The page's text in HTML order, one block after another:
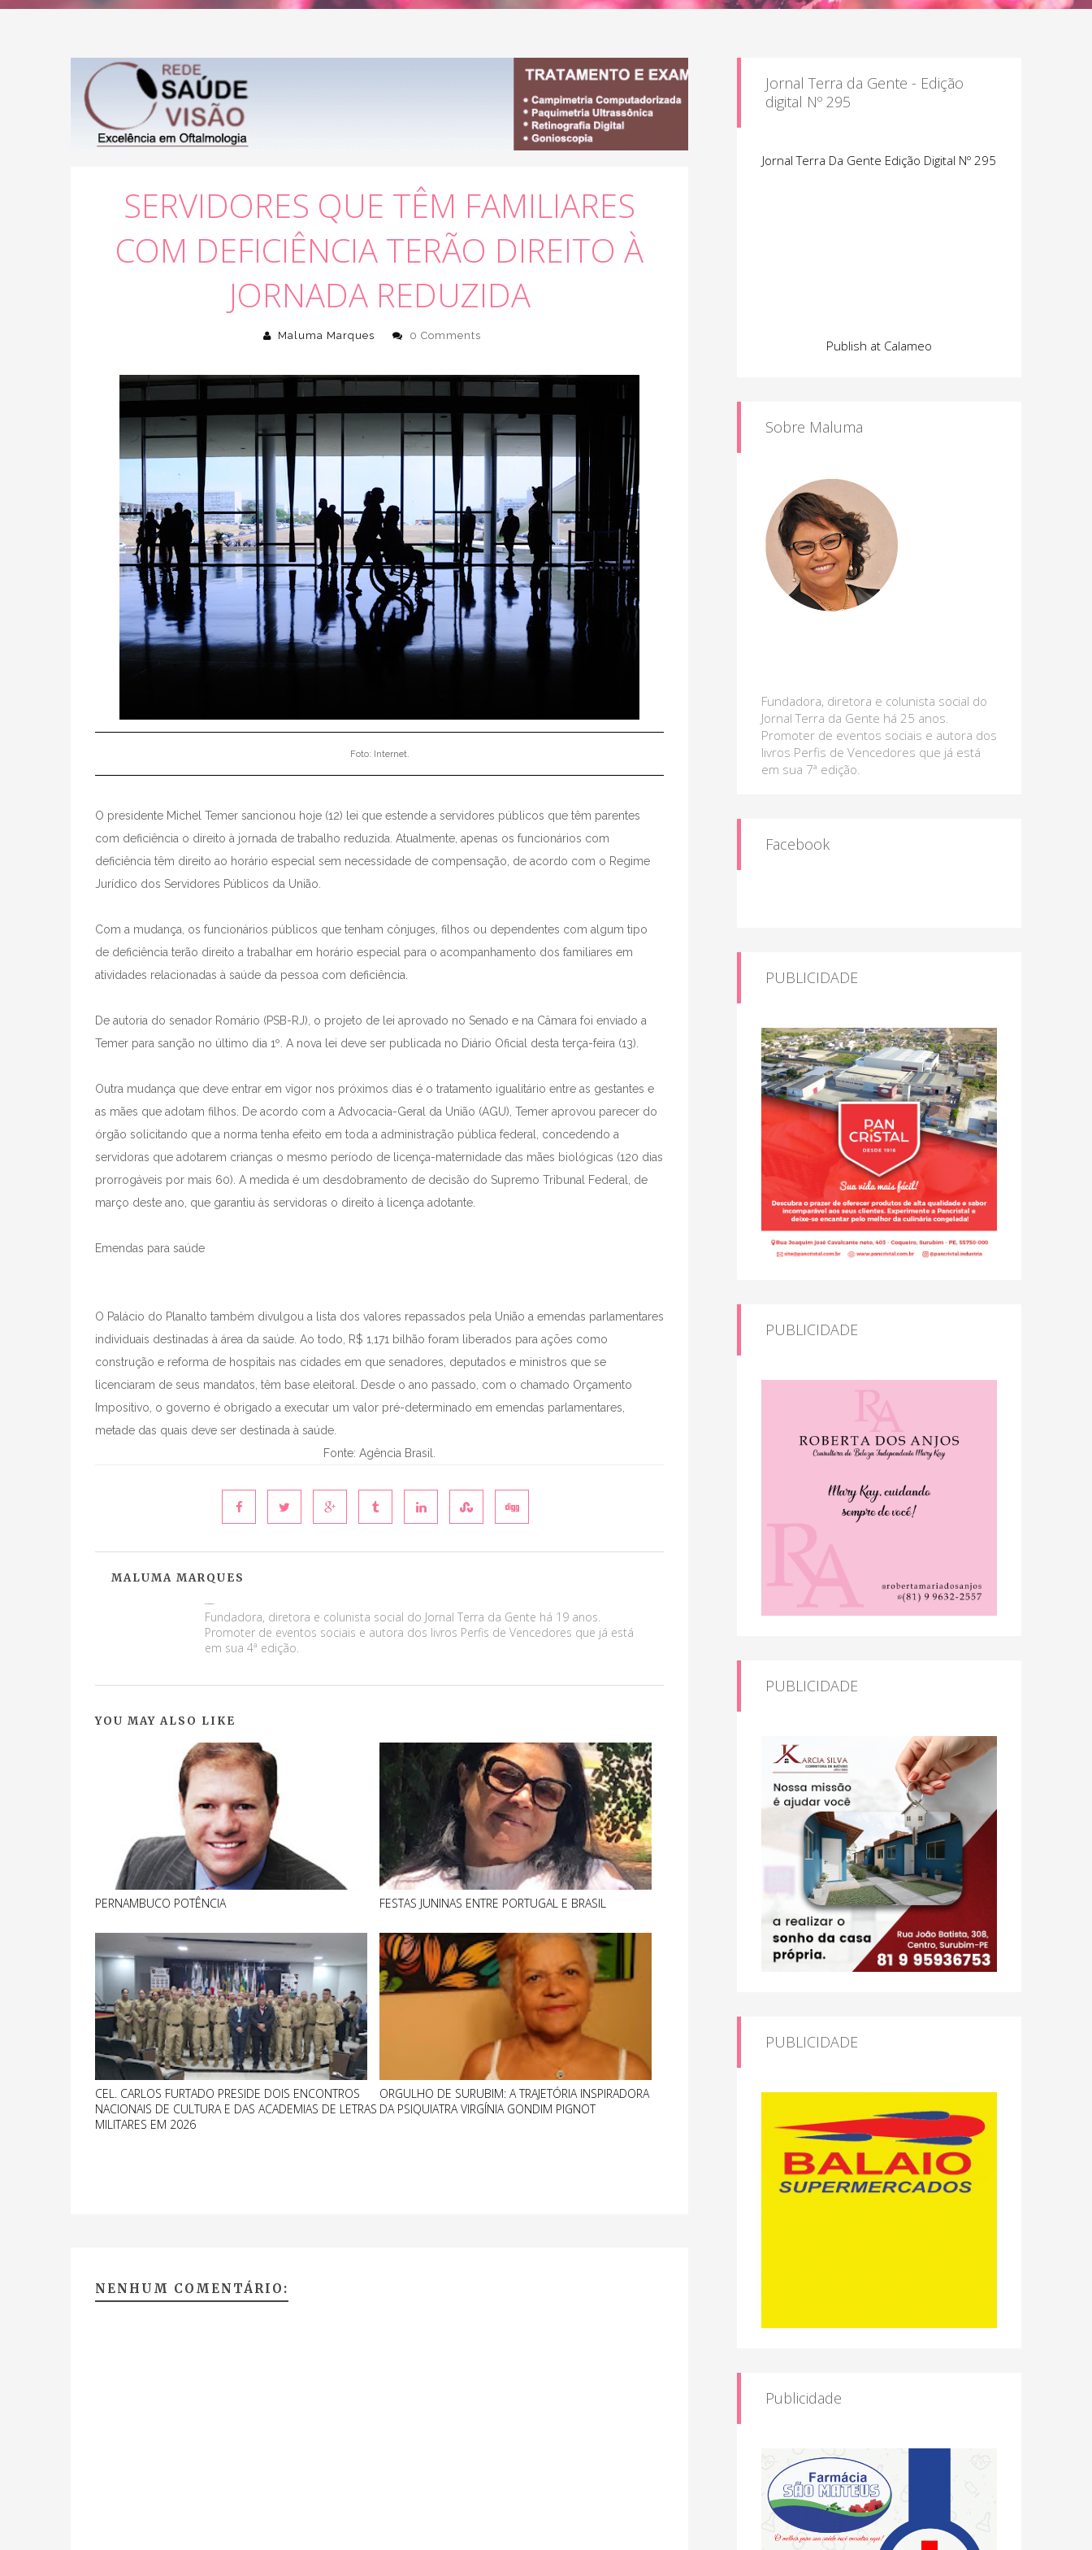
SERVIDORES QUE TÊM FAMILIARES
COM DEFICIÊNCIA TERÃO DIREITO À
JORNADA REDUZIDA
Maluma Marques 0 Comments
Foto: Internet.
O presidente Michel Temer sancionou hoje (12) lei que estende a servidores públicos que têm parentes
com deficiência o direito à jornada de trabalho reduzida. Atualmente, apenas os funcionários com
deficiência têm direito ao horário especial sem necessidade de compensação, de acordo com o Regime
Jurídico dos Servidores Públicos da União.
Com a mudança, os funcionários públicos que tenham cônjuges, filhos ou dependentes com algum tipo
de deficiência terão direito a trabalhar em horário especial para o acompanhamento dos familiares em
atividades relacionadas à saúde da pessoa com deficiência.
De autoria do senador Romário (PSB-RJ), o projeto de lei aprovado no Senado e na Câmara foi enviado a
Temer para sanção no último dia 1º. A nova lei deve ser publicada no Diário Oficial desta terça-feira (13).
Outra mudança que deve entrar em vigor nos próximos dias é o tratamento igualitário entre as gestantes e
as mães que adotam filhos. De acordo com a Advocacia-Geral da União (AGU), Temer aprovou parecer do
órgão solicitando que a norma tenha efeito em toda a administração pública federal, concedendo a
servidoras que adotarem crianças o mesmo período de licença-maternidade das mães biológicas (120 dias
prorrogáveis por mais 60). A medida é um desdobramento de decisão do Supremo Tribunal Federal, de
março deste ano, que garantiu às servidoras o direito à licença adotante.
Emendas para saúde
O Palácio do Planalto também divulgou a lista dos valores repassados pela União a emendas parlamentares
individuais destinadas à área da saúde. Ao todo, R$ 1,171 bilhão foram liberados para ações como
construção e reforma de hospitais nas cidades em que senadores, deputados e ministros que se
licenciaram de seus mandatos, têm base eleitoral. Desde o ano passado, com o chamado Orçamento
Impositivo, o governo é obrigado a executar um valor pré-determinado em emendas parlamentares,
metade das quais deve ser destinada à saúde.
Fonte: Agência Brasil.
MALUMA MARQUES
Fundadora, diretora e colunista social do Jornal Terra da Gente há 19 anos.
Promoter de eventos sociais e autora dos livros Perfis de Vencedores que já está
em sua 4ª edição.
YOU MAY ALSO LIKE
PERNAMBUCO POTÊNCIA FESTAS JUNINAS ENTRE PORTUGAL E BRASIL
CEL. CARLOS FURTADO PRESIDE DOIS ENCONTROS
NACIONAIS DE CULTURA E DAS ACADEMIAS DE LETRAS
MILITARES EM 2026
ORGULHO DE SURUBIM: A TRAJETÓRIA INSPIRADORA
DA PSIQUIATRA VIRGÍNIA GONDIM PIGNOT
NENHUM COMENTÁRIO:
Jornal Terra da Gente - Edição
digital Nº 295
Jornal Terra Da Gente Edição Digital Nº 295
Publish at Calameo
Sobre Maluma
Fundadora, diretora e colunista social do
Jornal Terra da Gente há 25 anos.
Promoter de eventos sociais e autora dos
livros Perfis de Vencedores que já está
em sua 7ª edição.
Facebook
PUBLICIDADE
PUBLICIDADE
PUBLICIDADE
PUBLICIDADE
Publicidade